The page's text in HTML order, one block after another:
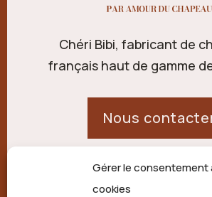
Gérer le consentement
cookies
Chéri Bibi, fabricant de
français haut de gamme
Nous
21 route de Palisse,